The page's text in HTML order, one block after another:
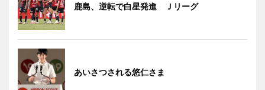
鹿島、逆転で白星発進 Ｊリーグ
あいさつされる悠仁さま